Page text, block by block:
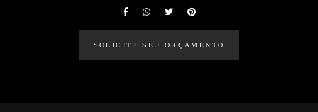
SOLICITE SEU ORÇAMENTO